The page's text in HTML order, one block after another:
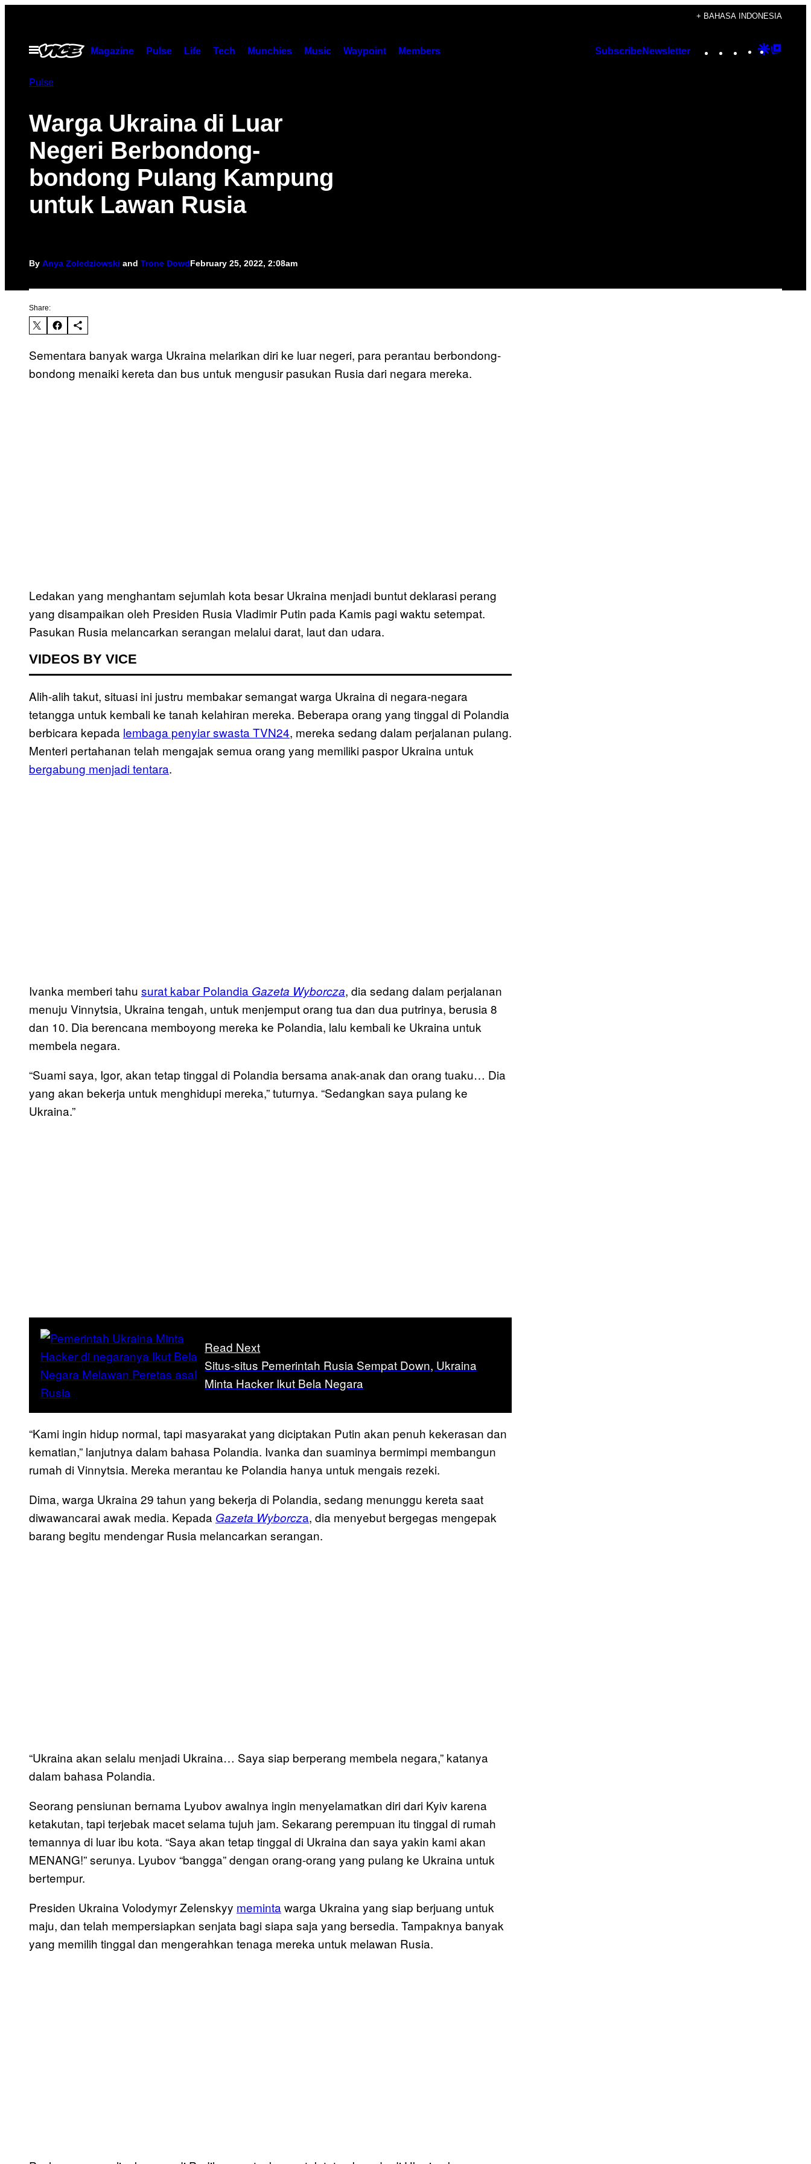
content
+ BAHASA INDONESIA
Open
Menu
Magazine Pulse Life Tech Munchies Music Waypoint Members SubscribeNewsletter Instagram
TikTok
YouTube
Google
Pulse
Warga Ukraina di Luar
Negeri Berbondong-
bondong Pulang Kampung
untuk Lawan Rusia
By Anya Zoledziowski and Trone DowdFebruary 25, 2022, 2:08am
Share:
Sementara banyak warga Ukraina melarikan diri ke luar negeri, para perantau berbondong-
bondong menaiki kereta dan bus untuk mengusir pasukan Rusia dari negara mereka.
Ledakan yang menghantam sejumlah kota besar Ukraina menjadi buntut deklarasi perang
yang disampaikan oleh Presiden Rusia Vladimir Putin pada Kamis pagi waktu setempat.
Pasukan Rusia melancarkan serangan melalui darat, laut dan udara.
VIDEOS BY VICE
Alih-alih takut, situasi ini justru membakar semangat warga Ukraina di negara-negara
tetangga untuk kembali ke tanah kelahiran mereka. Beberapa orang yang tinggal di Polandia
berbicara kepada lembaga penyiar swasta TVN24, mereka sedang dalam perjalanan pulang.
Menteri pertahanan telah mengajak semua orang yang memiliki paspor Ukraina untuk
bergabung menjadi tentara.
Ivanka memberi tahu surat kabar Polandia Gazeta Wyborcza, dia sedang dalam perjalanan
menuju Vinnytsia, Ukraina tengah, untuk menjemput orang tua dan dua putrinya, berusia 8
dan 10. Dia berencana memboyong mereka ke Polandia, lalu kembali ke Ukraina untuk
membela negara.
“Suami saya, Igor, akan tetap tinggal di Polandia bersama anak-anak dan orang tuaku… Dia
yang akan bekerja untuk menghidupi mereka,” tuturnya. “Sedangkan saya pulang ke
Ukraina.”
Read Next
Situs-situs Pemerintah Rusia Sempat Down, Ukraina
Minta Hacker Ikut Bela Negara
“Kami ingin hidup normal, tapi masyarakat yang diciptakan Putin akan penuh kekerasan dan
kematian,” lanjutnya dalam bahasa Polandia. Ivanka dan suaminya bermimpi membangun
rumah di Vinnytsia. Mereka merantau ke Polandia hanya untuk mengais rezeki.
Dima, warga Ukraina 29 tahun yang bekerja di Polandia, sedang menunggu kereta saat
diwawancarai awak media. Kepada Gazeta Wyborcza, dia menyebut bergegas mengepak
barang begitu mendengar Rusia melancarkan serangan.
“Ukraina akan selalu menjadi Ukraina… Saya siap berperang membela negara,” katanya
dalam bahasa Polandia.
Seorang pensiunan bernama Lyubov awalnya ingin menyelamatkan diri dari Kyiv karena
ketakutan, tapi terjebak macet selama tujuh jam. Sekarang perempuan itu tinggal di rumah
temannya di luar ibu kota. “Saya akan tetap tinggal di Ukraina dan saya yakin kami akan
MENANG!” serunya. Lyubov “bangga” dengan orang-orang yang pulang ke Ukraina untuk
bertempur.
Presiden Ukraina Volodymyr Zelenskyy meminta warga Ukraina yang siap berjuang untuk
maju, dan telah mempersiapkan senjata bagi siapa saja yang bersedia. Tampaknya banyak
yang memilih tinggal dan mengerahkan tenaga mereka untuk melawan Rusia.